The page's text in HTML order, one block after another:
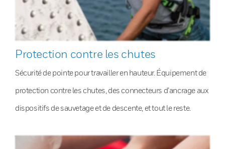
Protection contre les chutes
Sécurité de pointe pour travailler en hauteur. Équipement de
protection contre les chutes, des connecteurs d’ancrage aux
dispositifs de sauvetage et de descente, et tout le reste.